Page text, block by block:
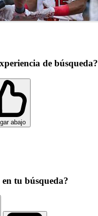
de búsqueda?
abajo
tu búsqueda?